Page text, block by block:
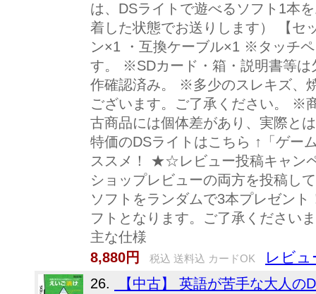
は、DSライトで遊べるソフト1本
着した状態でお送りします） 【セ
ン×1 ・互換ケーブル×1 ※タッチ
す。 ※SDカード・箱・説明書等
作確認済み。 ※多少のスレキズ、
ございます。ご了承ください。 ※
古商品には個体差があり、実際と
特価のDSライトはこちら ↑「ゲー
ススメ！ ★☆レビュー投稿キャン
ショップレビューの両方を投稿し
ソフトをランダムで3本プレゼン
フトとなります。ご了承ください
主な仕様
8,880円
税込 送料込 カードOK レビュ
26.
【中古】 英語が苦手な大人の